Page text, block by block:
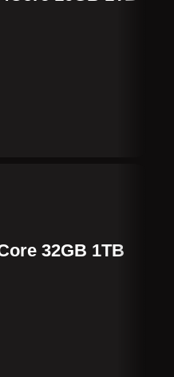
32GB 1TB